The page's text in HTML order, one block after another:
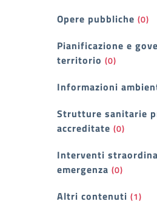
Opere pubbliche (0)
Pianificazione e
territorio (0)
Informazioni
Strutture sanitarie
accreditate (0)
Interventi
emergenza (0)
Altri contenuti (1)